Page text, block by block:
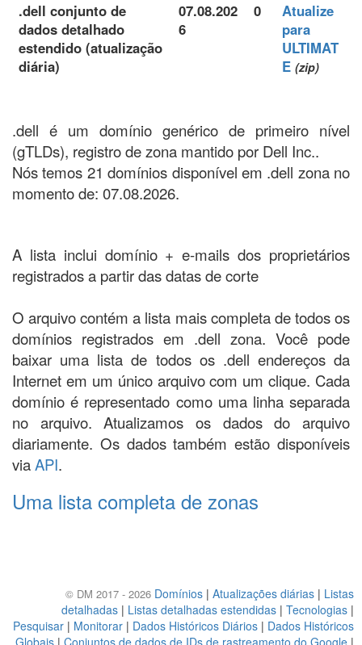
.dell conjunto de
dados detalhado
estendido (atualização
diária)
07.08.202
6
0
Atualize
para
ULTIMAT
E (zip)
.dell é um domínio genérico de primeiro nível
(gTLDs), registro de zona mantido por Dell Inc..
Nós temos 21 domínios disponível em .dell zona no
momento de: 07.08.2026.
A lista inclui domínio + e-mails dos proprietários
registrados a partir das datas de corte
O arquivo contém a lista mais completa de todos os
domínios registrados em .dell zona. Você pode
baixar uma lista de todos os .dell endereços da
Internet em um único arquivo com um clique. Cada
domínio é representado como uma linha separada
no arquivo. Atualizamos os dados do arquivo
diariamente. Os dados também estão disponíveis
viaAPI.
Uma lista completa de zonas
© DM 2017 - 2026 Domínios | Atualizações diárias | Listas
detalhadas | Listas detalhadas estendidas | Tecnologias |
Pesquisar | Monitorar | Dados Históricos Diários | Dados Históricos
Globais | Conjuntos de dados de IDs de rastreamento do Google |